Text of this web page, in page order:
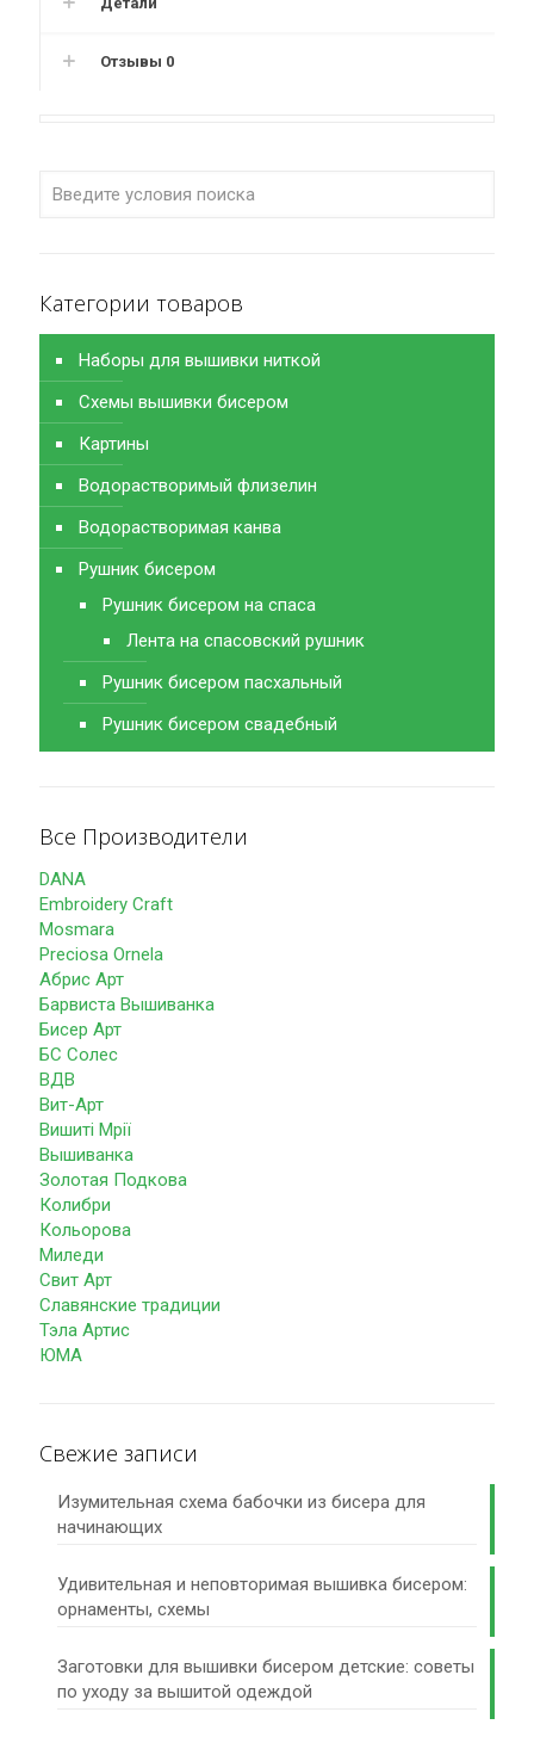
Отзывы 0
Категории товаров
Наборы для вышивки ниткой
Схемы вышивки бисером
Картины
Водорастворимый флизелин
Водорастворимая канва
Рушник бисером
Рушник бисером на спаса
Лента на спасовский рушник
Рушник бисером пасхальный
Рушник бисером свадебный
Все Производители
DANA
Embroidery Craft
Mosmara
Preciosa Ornela
Абрис Арт
Барвиста Вышиванка
Бисер Арт
БС Солес
ВДВ
Вит-Арт
Вишиті Мрії
Вышиванка
Золотая Подкова
Колибри
Кольорова
Миледи
Свит Арт
Славянские традиции
Тэла Артис
ЮМА
Свежие записи
Изумительная схема бабочки из бисера для
начинающих
Удивительная и неповторимая вышивка бисером:
орнаменты, схемы
Заготовки для вышивки бисером детские: советы
по уходу за вышитой одеждой